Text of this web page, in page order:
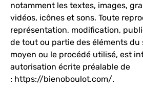
notamment les textes, images,
vidéos, icônes et sons. Toute
représentation, modification,
de tout ou partie des éléments du
moyen ou le procédé utilisé, est
autorisation écrite préalable de
: https://bienoboulot.com/.